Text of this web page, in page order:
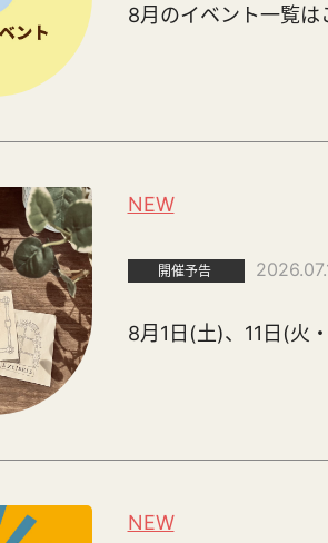
8月のイベント一覧は
NEW
開催予告
8月1日(土)、11日(火
NEW